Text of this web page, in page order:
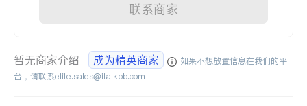
联系商家
暂无商家介绍 成为精英商家
如果不想放置信息在我们的平
台，请联系elite.sales@italkbb.com